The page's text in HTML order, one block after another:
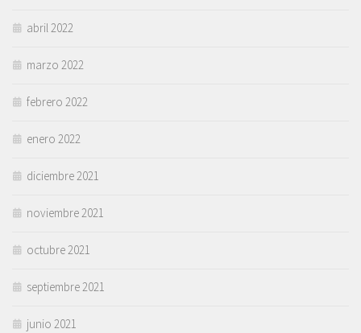
abril 2022
marzo 2022
febrero 2022
enero 2022
diciembre 2021
noviembre 2021
octubre 2021
septiembre 2021
junio 2021